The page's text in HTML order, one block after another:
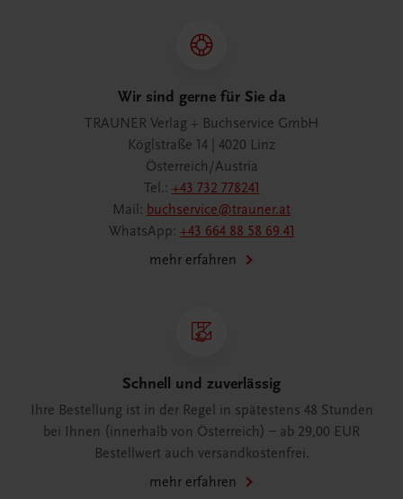
Wir sind gerne für Sie da
TRAUNER Verlag + Buchservice GmbH
Köglstraße 14 | 4020 Linz
Österreich/Austria
Tel.: +43 732 778241
Mail: buchservice@trauner.at
WhatsApp: +43 664 88 58 69 41
mehr erfahren
Schnell und zuverlässig
Ihre Bestellung ist in der Regel in spätestens 48 Stunden
bei Ihnen (innerhalb von Österreich) – ab 29,00 EUR
Bestellwert auch versandkostenfrei.
mehr erfahren